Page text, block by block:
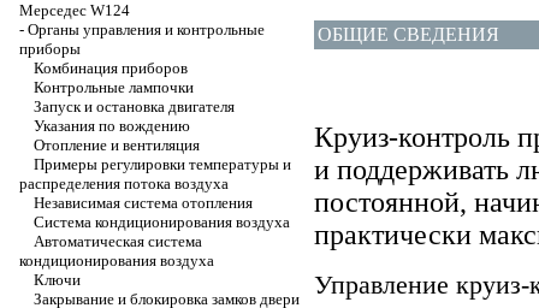
Мерседес W124
- Органы управления и контрольные
приборы
Комбинация приборов
Контрольные лампочки
Запуск и остановка двигателя
Указания по вождению
Отопление и вентиляция
Примеры регулировки температуры и
распределения потока воздуха
Независимая система отопления
Система кондиционирования воздуха
Автоматическая система
кондиционирования воздуха
Ключи
Закрывание и блокировка замков двери
ОБЩИЕ СВЕДЕНИЯ
Круиз-контроль
и поддерживать
постоянной,
практически
Управление